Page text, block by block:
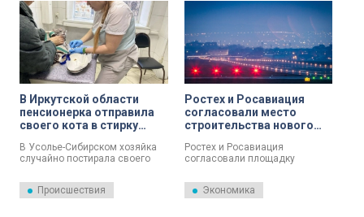
В Иркутской области
пенсионерка отправила
своего кота в стирку
В Усолье-Сибирском хозяйка
случайно постирала своего
Происшествия
Ростех и Росавиация
согласовали место
строительства нового
Ростех и Росавиация
согласовали площадку
нового аэропорта в Иркутске.
Экономика